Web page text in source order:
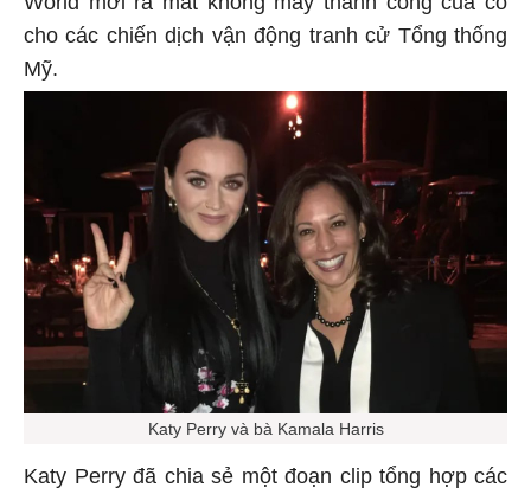
World mới ra mắt không mấy thành công của cô
cho các chiến dịch vận động tranh cử Tổng thống
Mỹ.
Katy Perry và bà Kamala Harris
Katy Perry đã chia sẻ một đoạn clip tổng hợp các